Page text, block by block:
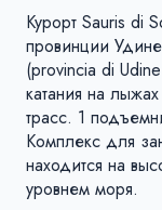
Курорт Sauris di
провинции
(provincia di
катания на
трасс. 1
Комплекс для
находится на
уровнем моря.